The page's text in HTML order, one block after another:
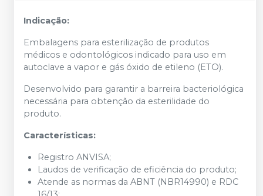
Indicação:
Embalagens para esterilização de produtos
médicos e odontológicos indicado para uso em
autoclave a vapor e gás óxido de etileno (ETO).
Desenvolvido para garantir a barreira bacteriológica
necessária para obtenção da esterilidade do
produto.
Características:
Registro ANVISA;
Laudos de verificação de eficiência do produto;
Atende as normas da ABNT (NBR14990) e RDC